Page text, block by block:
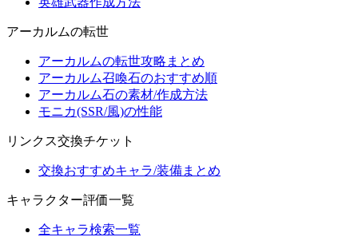
アーカルムの転世
アーカルムの転世攻略まとめ
アーカルム召喚石のおすすめ順
アーカルム石の素材/作成方法
モニカ(SSR/風)の性能
リンクス交換チケット
交換おすすめキャラ/装備まとめ
キャラクター評価一覧
全キャラ検索一覧